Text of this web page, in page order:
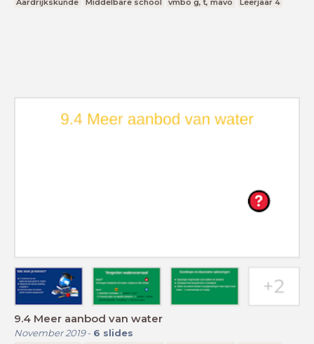
Aardrijkskunde Middelbare school vmbo g, t, mavo Leerjaar 4
9.4 Meer aanbod van water
November 2019- 6 slides